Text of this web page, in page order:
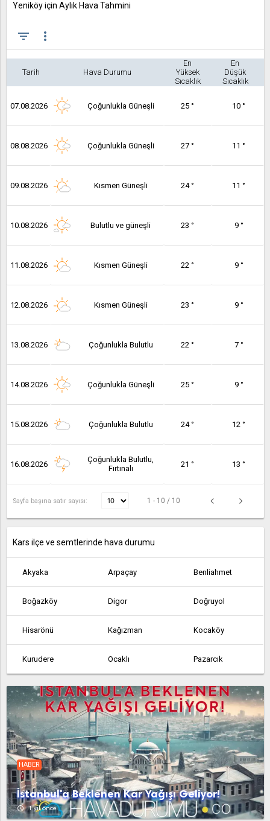
Yeniköy için Aylık Hava Tahmini
filter_list more_vert
Tarih Hava Durumu
En
Yüksek
Sıcaklık
En
Düşük
Sıcaklık
07.08.2026 Çoğunlukla Güneşli 25 ° 10 °
08.08.2026 Çoğunlukla Güneşli 27 ° 11 °
09.08.2026 Kısmen Güneşli 24 ° 11 °
10.08.2026 Bulutlu ve güneşli 23 ° 9 °
11.08.2026 Kısmen Güneşli 22 ° 9 °
12.08.2026 Kısmen Güneşli 23 ° 9 °
13.08.2026 Çoğunlukla Bulutlu 22 ° 7 °
14.08.2026 Çoğunlukla Güneşli 25 ° 9 °
15.08.2026 Çoğunlukla Bulutlu 24 ° 12 °
16.08.2026
Çoğunlukla Bulutlu,
Fırtınalı
21 ° 13 °
Sayfa başına satır sayısı: 1 - 10 / 10
Kars ilçe ve semtlerinde hava durumu
Akyaka Arpaçay Benliahmet
Boğazköy Digor Doğruyol
Hisarönü Kağızman Kocaköy
Kurudere Ocaklı Pazarcık
Sarıkamış Selim Susuz
Yeniköy
HABER
İstanbul'a Beklenen Kar Yağışı Geliyor!
access_time 1 yıl önce